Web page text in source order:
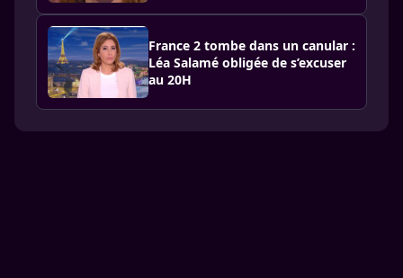
France 2 tombe dans un canular :
Léa Salamé obligée de s’excuser
au 20H